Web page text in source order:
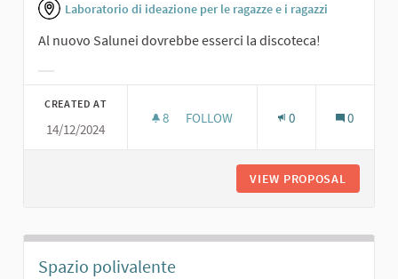
Laboratorio di ideazione per le ragazze e i ragazzi
Al nuovo Salunei dovrebbe esserci la discoteca!
CREATED AT
14/12/2024
8 8 FOLLOWERS
FOLLOW 0 0
VIEW PROPOSAL
Spazio polivalente